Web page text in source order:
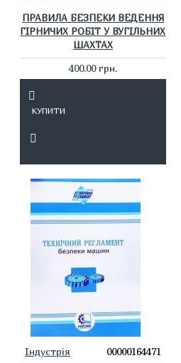
ПРАВИЛА БЕЗПЕКИ ВЕДЕННЯ
ГІРНИЧИХ РОБІТ У ВУГІЛЬНИХ
ШАХТАХ
400.00 грн.
КУПИТИ
Індустрія 00000164471